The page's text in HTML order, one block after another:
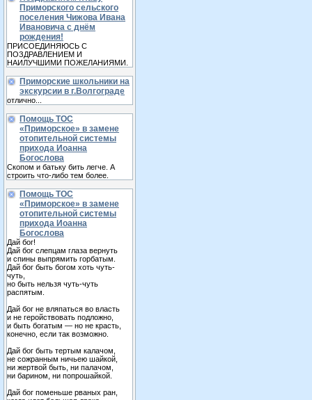
Приморского сельского
поселения Чижова Ивана
Ивановича с днём
рождения!
ПРИСОЕДИНЯЮСЬ С
ПОЗДРАВЛЕНИЕМ И
НАИЛУЧШИМИ ПОЖЕЛАНИЯМИ.
Приморские школьники на
экскурсии в г.Волгограде
отлично...
Помощь ТОС
«Приморское» в замене
отопительной системы
прихода Иоанна
Богослова
Скопом и батьку бить легче. А
строить что-либо тем более.
Помощь ТОС
«Приморское» в замене
отопительной системы
прихода Иоанна
Богослова
Дай бог!
Дай бог слепцам глаза вернуть
и спины выпрямить горбатым.
Дай бог быть богом хоть чуть-
чуть,
но быть нельзя чуть-чуть
распятым.
Дай бог не вляпаться во власть
и не геройствовать подложно,
и быть богатым — но не красть,
конечно, если так возможно.
Дай бог быть тертым калачом,
не сожранным ничьею шайкой,
ни жертвой быть, ни палачом,
ни барином, ни попрошайкой.
Дай бог поменьше рваных ран,